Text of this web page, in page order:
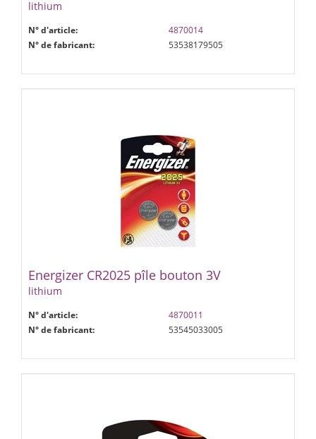
lithium
N° d'article:
4870014
N° de fabricant:
53538179505
Energizer CR2025 pîle bouton 3V
lithium
N° d'article:
4870011
N° de fabricant:
53545033005